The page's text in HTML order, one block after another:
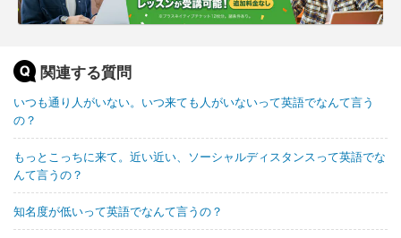
関連する質問
いつも通り人がいない。いつ来ても人がいないって英語でなんて言う
の？
もっとこっちに来て。近い近い、ソーシャルディスタンスって英語でな
んて言うの？
知名度が低いって英語でなんて言うの？